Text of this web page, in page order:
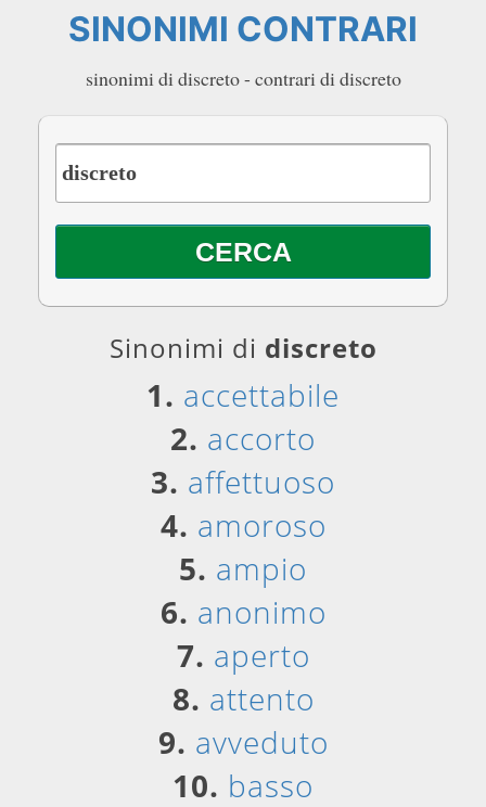
SINONIMI CONTRARI
sinonimi di discreto - contrari di discreto
Sinonimi di discreto
1. accettabile
2. accorto
3. affettuoso
4. amoroso
5. ampio
6. anonimo
7. aperto
8. attento
9. avveduto
10. basso